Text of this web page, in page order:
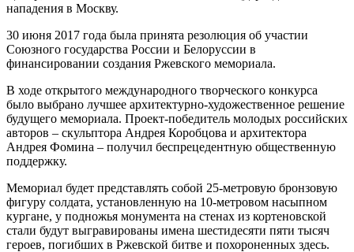
нападения в Москву.
30 июня 2017 года была принята резолюция об участии
Союзного государства России и Белоруссии в
финансировании создания Ржевского мемориала.
В ходе открытого международного творческого конкурса
было выбрано лучшее архитектурно-художественное решение
будущего мемориала. Проект-победитель молодых российских
авторов – скульптора Андрея Коробцова и архитектора
Андрея Фомина – получил беспрецедентную общественную
поддержку.
Мемориал будет представлять собой 25-метровую бронзовую
фигуру солдата, установленную на 10-метровом насыпном
кургане, у подножья монумента на стенах из кортеновской
стали будут выгравированы имена шестидесяти пяти тысяч
героев, погибших в Ржевской битве и похороненных здесь.